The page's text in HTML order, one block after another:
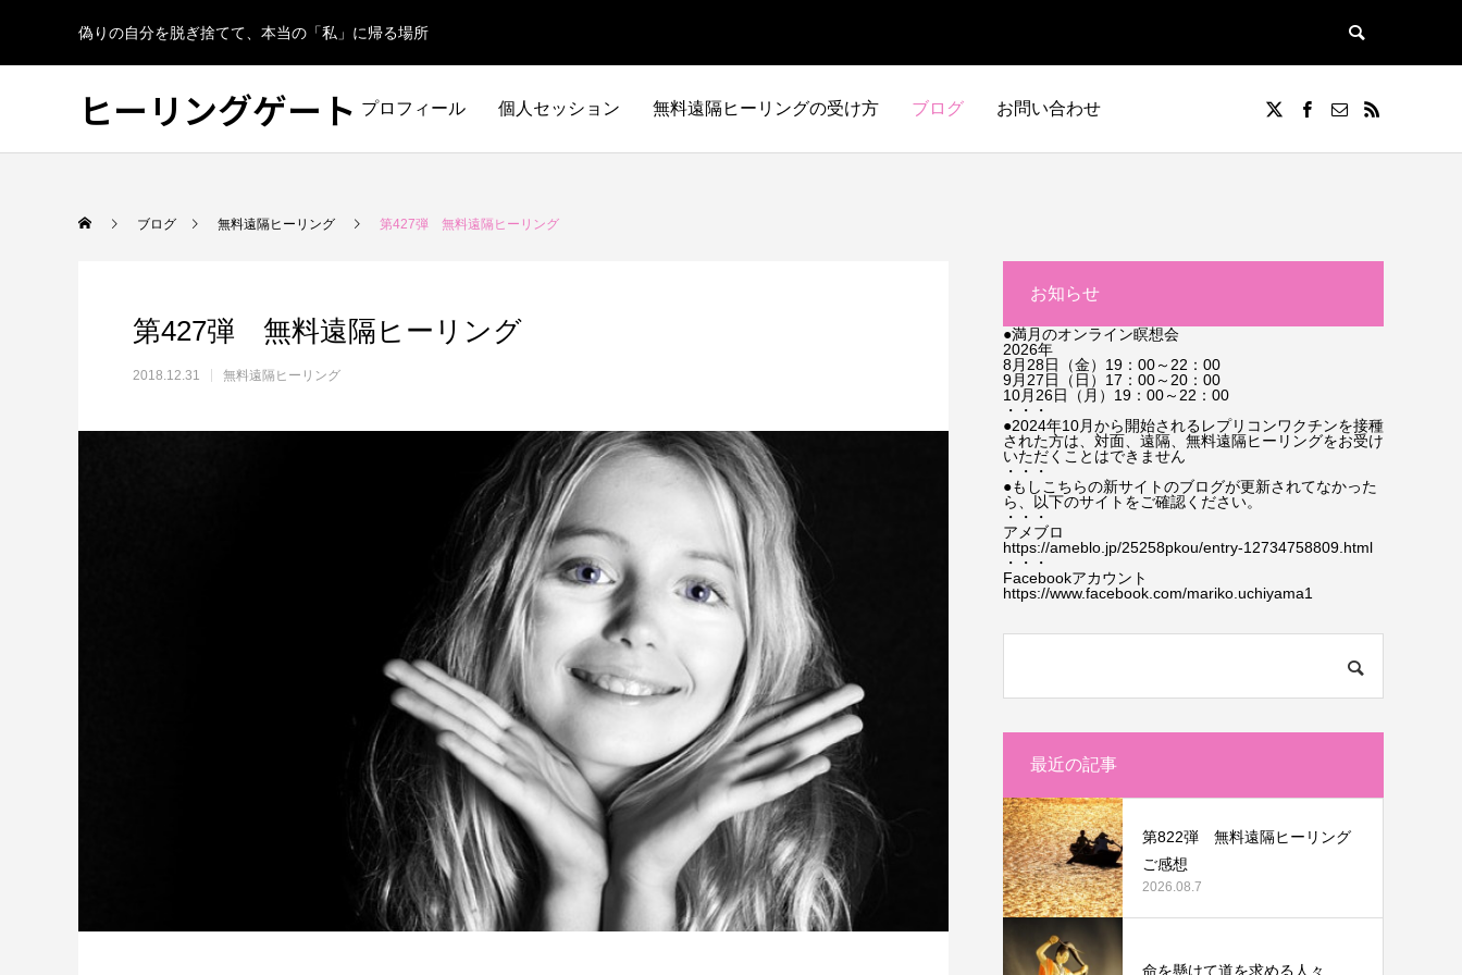
偽りの自分を脱ぎ捨てて、本当の「私」に帰る場所
ヒーリングゲート プロフィール 個人セッション 無料遠隔ヒーリングの受け方 ブログ お問い合わせ
ブログ 無料遠隔ヒーリング 第427弾 無料遠隔ヒーリング
第427弾 無料遠隔ヒーリング
2018.12.31 無料遠隔ヒーリング
お知らせ
●満月のオンライン瞑想会
2026年
8月28日（金）19：00～22：00
9月27日（日）17：00～20：00
10月26日（月）19：00～22：00
・・・
●2024年10月から開始されるレプリコンワクチンを接種
された方は、対面、遠隔、無料遠隔ヒーリングをお受け
いただくことはできません
・・・
●もしこちらの新サイトのブログが更新されてなかった
ら、以下のサイトをご確認ください。
・・・
アメブロ
https://ameblo.jp/25258pkou/entry-12734758809.html
・・・
Facebookアカウント
https://www.facebook.com/mariko.uchiyama1
最近の記事
第822弾 無料遠隔ヒーリング
ご感想
2026.08.7
命を懸けて道を求める人々